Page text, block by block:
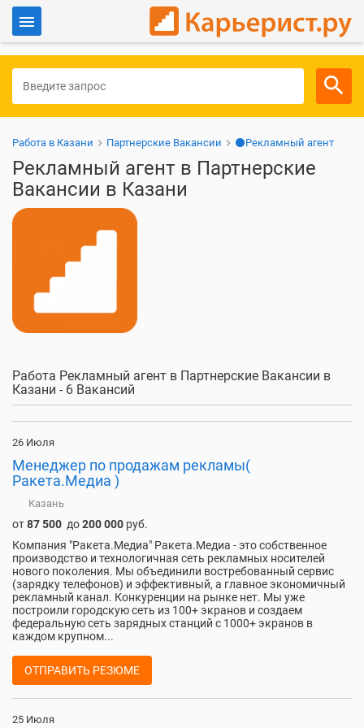
Для работодателей
Работа в Казани Партнерские Вакансии ⚫Рекламный агент
Рекламный агент в Партнерские
Вакансии в Казани
Работа Рекламный агент в Партнерские Вакансии в
Казани - 6 Вакансий
26 Июля
Менеджер по продажам рекламы(
Ракета.Медиа )
Казань
от87 500 до200 000 руб.
Компания "Ракета.Медиа" Ракета.Медиа - это собственное
производство и технологичная сеть рекламных носителей
нового поколения. Мы объединили востребованный сервис
(зарядку телефонов) и эффективный, а главное экономичный
рекламный канал. Конкуренции на рынке нет. Мы уже
построили городскую сеть из 100+ экранов и создаем
федеральную сеть зарядных станций с 1000+ экранов в
каждом крупном...
ОТПРАВИТЬ РЕЗЮМЕ
25 Июля